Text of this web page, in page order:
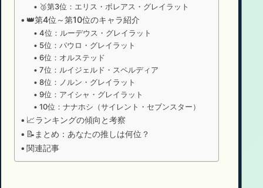
🥉第3位：エリス・ボレアス・グレイラット
👑第4位～第10位のキャラ紹介
4位：ルーデウス・グレイラット
5位：パウロ・グレイラット
6位：オルステッド
7位：ルイジェルド・スペルディア
8位：ノルン・グレイラット
9位：アイシャ・グレイラット
10位：ナナホシ（サイレント・セブンスター）
📈ランキングの傾向と考察
📝まとめ：あなたの推しは何位？
関連記事